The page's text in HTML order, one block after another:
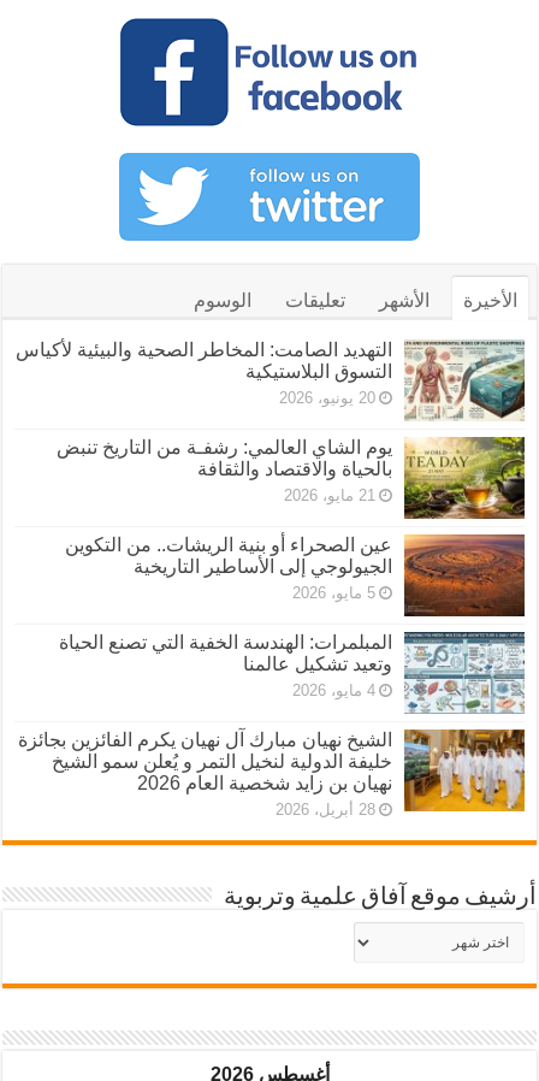
الأخيرة الأشهر تعليقات الوسوم
التهديد الصامت: المخاطر الصحية والبيئية لأكياس
التسوق البلاستيكية
20 يونيو، 2026
يوم الشاي العالمي: رشفـة من التاريخ تنبض
بالحياة والاقتصاد والثقافة
21 مايو، 2026
عين الصحراء أو بنية الريشات.. من التكوين
الجيولوجي إلى الأساطير التاريخية
5 مايو، 2026
المبلمرات: الهندسة الخفية التي تصنع الحياة
وتعيد تشكيل عالمنا
4 مايو، 2026
الشيخ نهيان مبارك آل نهيان يكرم الفائزين بجائزة
خليفة الدولية لنخيل التمر و يُعلن سمو الشيخ
نهيان بن زايد شخصية العام 2026
28 أبريل، 2026
أرشيف موقع آفاق علمية وتربوية
أرشيف
موقع
أغسطس 2026